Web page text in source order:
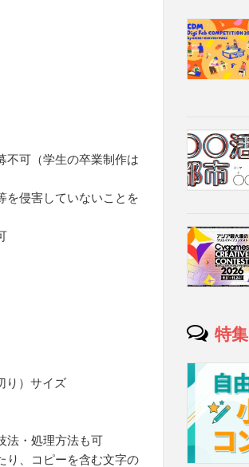
不可（学生の卒業制作は
を侵害していないことを
り）サイズ
法・処理方法も可
り、コピーを含む文字の
特集